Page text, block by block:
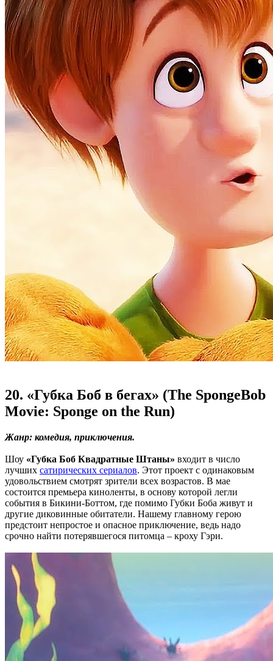
20. «Губка Боб в бегах» (The SpongeBob
Movie: Sponge on the Run)
Жанр: комедия, приключения.
Шоу «Губка Боб Квадратные Штаны» входит в число
лучших сатирических сериалов. Этот проект с одинаковым
удовольствием смотрят зрители всех возрастов. В мае
состоится премьера киноленты, в основу которой легли
события в Бикини-Боттом, где помимо Губки Боба живут и
другие диковинные обитатели. Нашему главному герою
предстоит непростое и опасное приключение, ведь надо
срочно найти потерявшегося питомца – кроху Гэри.